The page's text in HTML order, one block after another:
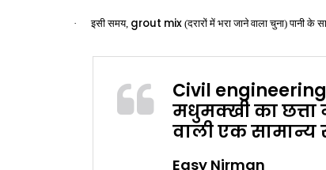
· इसी समय, grout mix (दरारों में भरा जाने वाला चुना) पानी के
Civil
मधुमक्खी का
वाली एक सामान्य
Easy Nirman